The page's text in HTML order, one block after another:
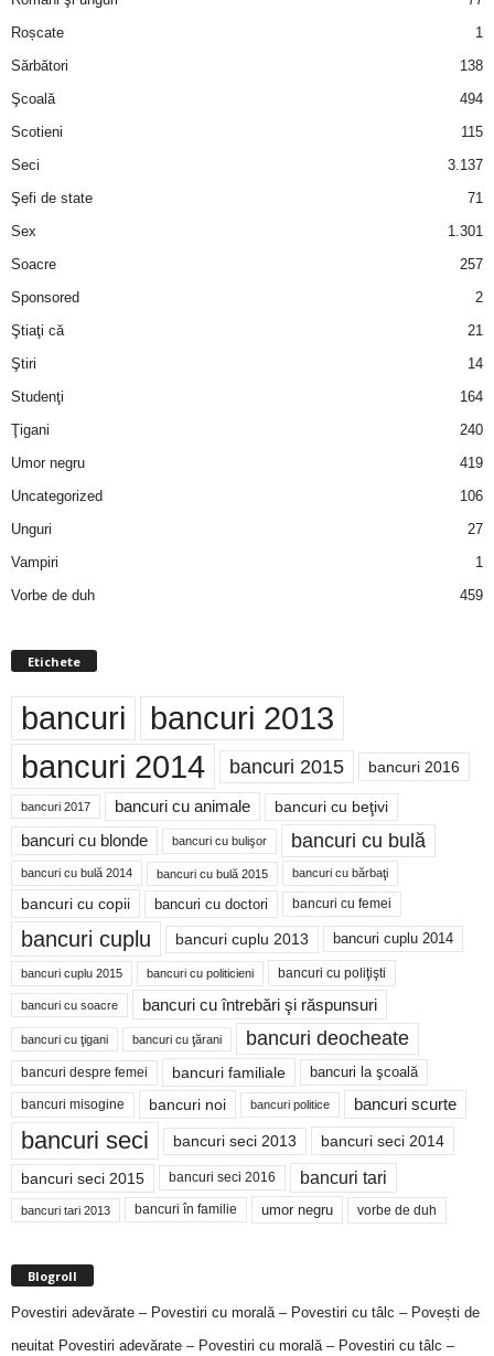
Roșcate
1
Sărbători
138
Şcoală
494
Scotieni
115
Seci
3.137
Şefi de state
71
Sex
1.301
Soacre
257
Sponsored
2
Ştiaţi că
21
Ştiri
14
Studenţi
164
Ţigani
240
Umor negru
419
Uncategorized
106
Unguri
27
Vampiri
1
Vorbe de duh
459
Etichete
bancuri bancuri 2013
bancuri 2014 bancuri 2015 bancuri 2016
bancuri 2017 bancuri cu animale bancuri cu beţivi
bancuri cu blonde bancuri cu bulişor bancuri cu bulă
bancuri cu bulă 2014 bancuri cu bulă 2015 bancuri cu bărbaţi
bancuri cu copii bancuri cu doctori bancuri cu femei
bancuri cuplu bancuri cuplu 2013 bancuri cuplu 2014
bancuri cuplu 2015 bancuri cu politicieni bancuri cu poliţişti
bancuri cu soacre bancuri cu întrebări şi răspunsuri
bancuri cu ţigani bancuri cu ţărani bancuri deocheate
bancuri despre femei bancuri familiale bancuri la şcoală
bancuri misogine bancuri noi bancuri politice bancuri scurte
bancuri seci bancuri seci 2013 bancuri seci 2014
bancuri seci 2015 bancuri seci 2016 bancuri tari
bancuri tari 2013 bancuri în familie umor negru vorbe de duh
Blogroll
Povestiri adevărate – Povestiri cu morală – Povestiri cu tâlc – Povești de
neuitat Povestiri adevărate – Povestiri cu morală – Povestiri cu tâlc –